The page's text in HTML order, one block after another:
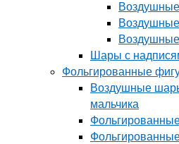
Шары с
Фольгированные
Воздушные
мальчика